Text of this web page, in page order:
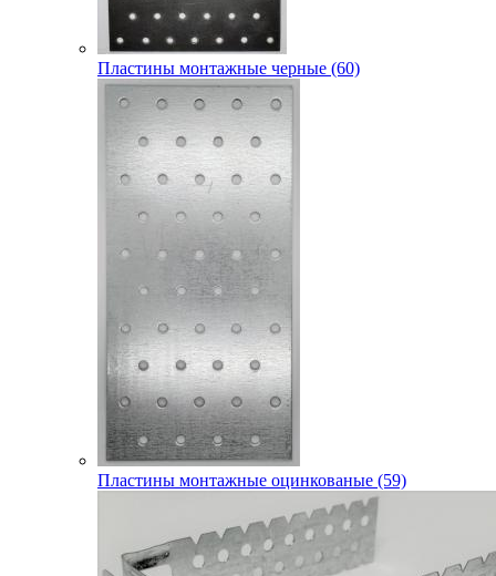
Пластины монтажные черные (60)
Пластины монтажные оцинкованые (59)